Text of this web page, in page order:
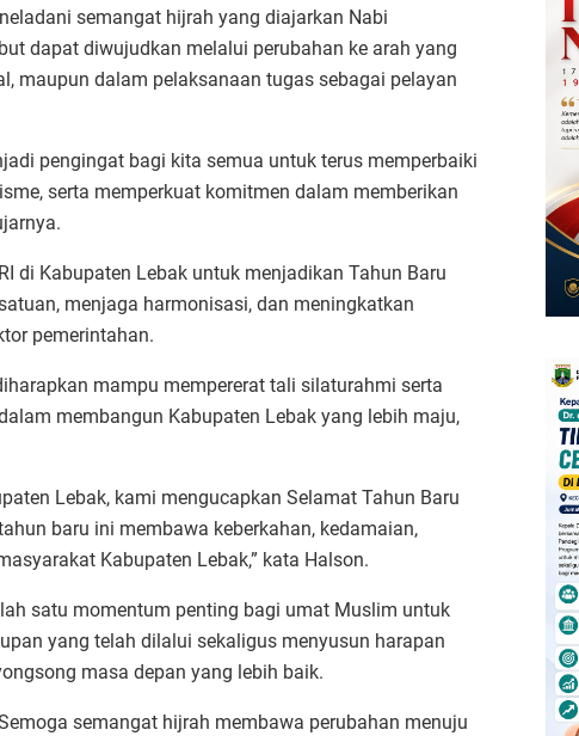
semangat hijrah yang diajarkan Nabi
dapat diwujudkan melalui perubahan ke arah yang
maupun dalam pelaksanaan tugas sebagai pelayan
pengingat bagi kita semua untuk terus memperbaiki
serta memperkuat komitmen dalam memberikan
di Kabupaten Lebak untuk menjadikan Tahun Baru
menjaga harmonisasi, dan meningkatkan
pemerintahan.
mampu mempererat tali silaturahmi serta
membangun Kabupaten Lebak yang lebih maju,
Lebak, kami mengucapkan Selamat Tahun Baru
baru ini membawa keberkahan, kedamaian,
Kabupaten Lebak,” kata Halson.
satu momentum penting bagi umat Muslim untuk
yang telah dilalui sekaligus menyusun harapan
masa depan yang lebih baik.
semangat hijrah membawa perubahan menuju